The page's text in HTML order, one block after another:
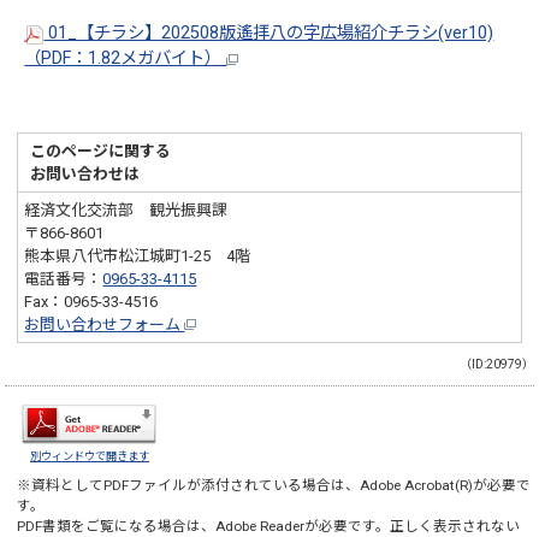
01_【チラシ】202508版遙拝八の字広場紹介チラシ(ver10)
（PDF：1.82メガバイト）
このページに関する
お問い合わせは
経済文化交流部 観光振興課
〒866-8601
熊本県八代市松江城町1-25 4階
電話番号：0965-33-4115
Fax：0965-33-4516
お問い合わせフォーム
（ID:20979）
別ウィンドウで開きます
※資料としてPDFファイルが添付されている場合は、Adobe Acrobat(R)が必要で
す。
PDF書類をご覧になる場合は、Adobe Readerが必要です。正しく表示されない